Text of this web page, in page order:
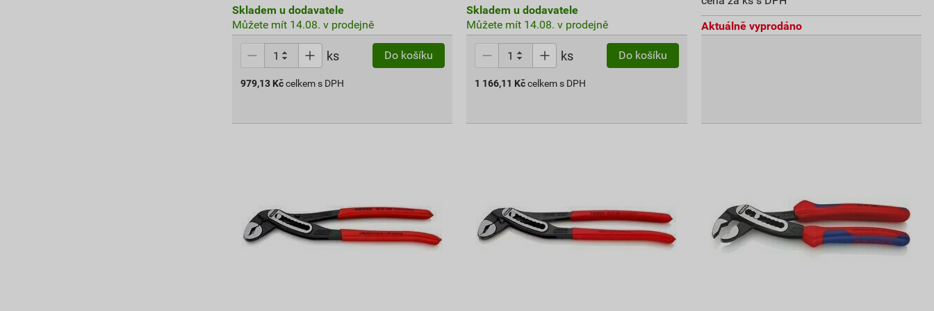
Skladem u dodavatele
Můžete mít 14.08. v prodejně
ks Do košíku
979,13 Kč celkem s DPH
Skladem u dodavatele
Můžete mít 14.08. v prodejně
ks Do košíku
1 166,11 Kčcelkem s DPH
Aktuálně vyprodáno